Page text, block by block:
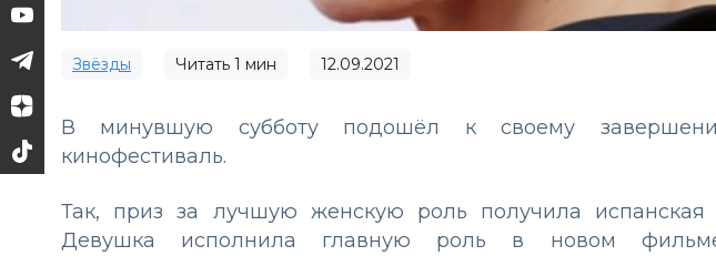
Звёзды Читать 1 мин 12.09.2021
В минувшую субботу подошёл к своему
кинофестиваль.
Так, приз за лучшую женскую роль получила испанская
Девушка исполнила главную роль в новом